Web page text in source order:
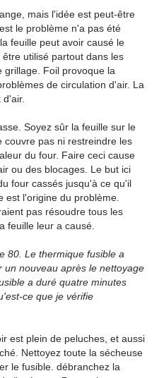
mais l'idée est peut-être
le problème n'a pas été
feuille peut avoir causé le
utilisé partout dans les
grillage. Foil provoque la
de circulation d'air. La
Soyez sûr la feuille sur le
couvre pas ni restreindre les
du four. Faire ceci cause
ou des blocages. Le but ici
four cassés jusqu'à ce qu'il
est l'origine du problème.
pas résoudre tous les
feuille leur a causé.
80. Le thermique fusible a
un nouveau après le nettoyage
a duré quatre minutes
ce que je vérifie
est plein de peluches, et aussi
Nettoyez toute la sécheuse
le fusible. débranchez la